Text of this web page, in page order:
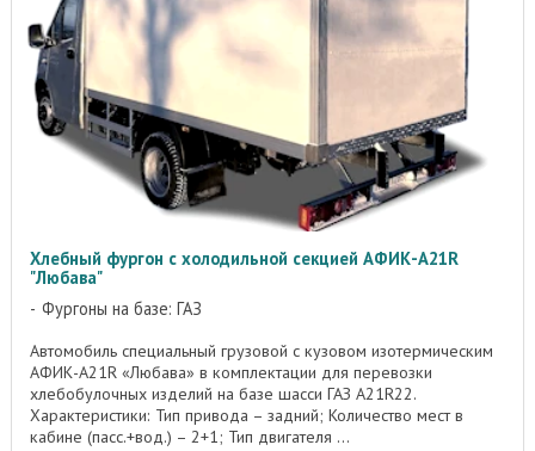
Хлебный фургон с холодильной секцией АФИК-А21R
"Любава"
Фургоны на базе: ГАЗ
Автомобиль специальный грузовой с кузовом изотермическим
АФИК-A21R «Любава» в комплектации для перевозки
хлебобулочных изделий на базе шасси ГАЗ A21R22.
Характеристики: Тип привода – задний; Количество мест в
кабине (пасс.+вод.) – 2+1; Тип двигателя ...